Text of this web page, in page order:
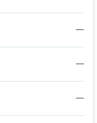
—
—
—